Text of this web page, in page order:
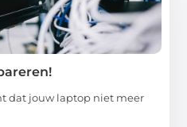
dat jouw laptop niet meer